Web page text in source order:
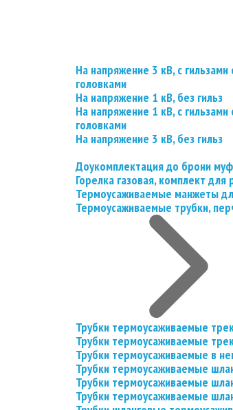
На напряжение 3 кВ, с
головками
На напряжение 1 кВ, без гильз
На напряжение 1 кВ, с
головками
На напряжение 3 кВ, без гильз
Доукомплектация до брони муф
Горелка газовая, комплект
Термоусаживаемые манжеты
Термоусаживаемые трубки,
Трубки термоусаживаемые
Трубки термоусаживаемые
Трубки термоусаживаемые в
Трубки термоусаживаемые
Трубки термоусаживаемые
Трубки термоусаживаемые